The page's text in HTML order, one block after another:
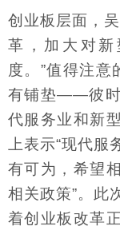
创业板层面，
革，加大对
度。”值得注
有铺垫——彼时
代服务业和新
上表示“现代
有可为，希望
相关政策”。此
着创业板改革